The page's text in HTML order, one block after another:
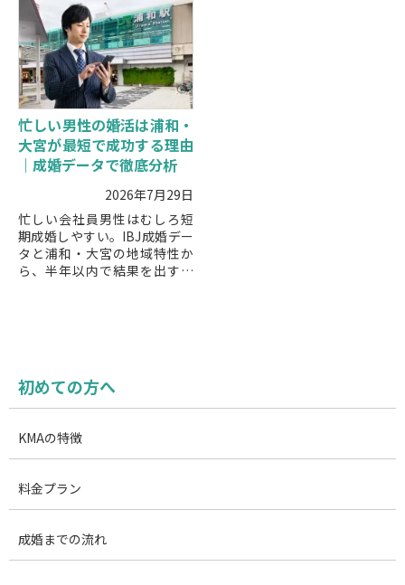
忙しい男性の婚活は浦和・
大宮が最短で成功する理由
｜成婚データで徹底分析
2026年7月29日
忙しい会社員男性はむしろ短
期成婚しやすい。IBJ成婚デー
タと浦和・大宮の地域特性か
ら、半年以内で結果を出す最
初めての方へ
KMAの特徴
料金プラン
成婚までの流れ